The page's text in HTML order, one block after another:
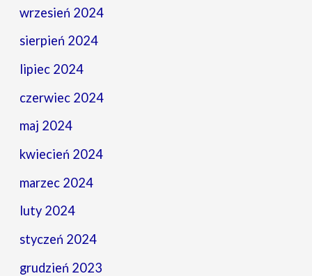
wrzesień 2024
sierpień 2024
lipiec 2024
czerwiec 2024
maj 2024
kwiecień 2024
marzec 2024
luty 2024
styczeń 2024
grudzień 2023